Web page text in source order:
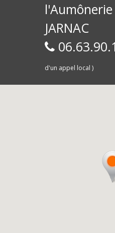
JARNAC
d'un appel local )